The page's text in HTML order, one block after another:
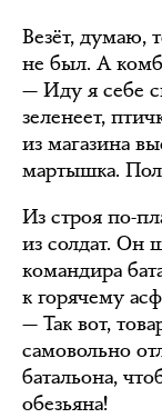
Везёт, думаю,
не был. А
— Иду я себе
зеленеет,
из магазина
мартышка.
Из строя по-
из солдат. Он
командира
к горячему
— Так вот,
самовольно
батальона,
обезьяна!